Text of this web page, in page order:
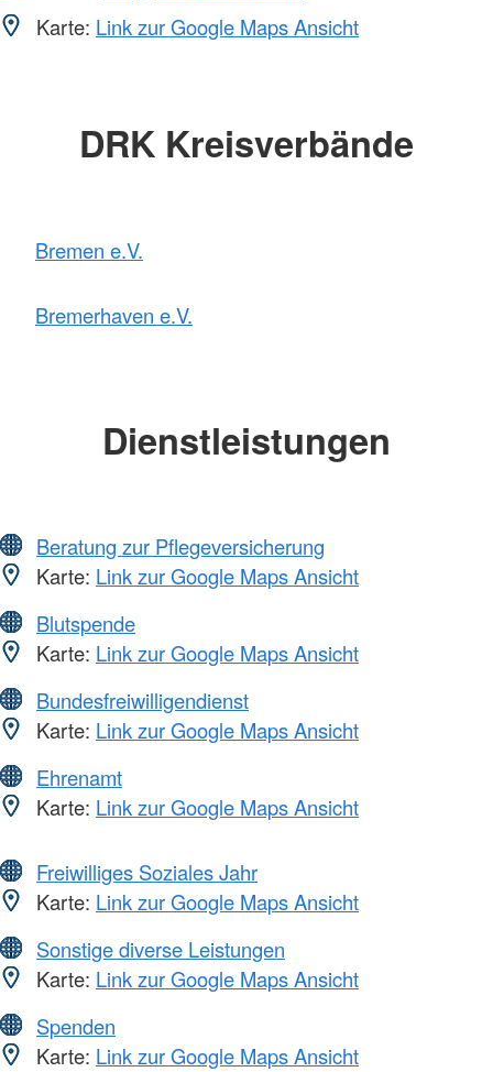
Karte: Link zur Google Maps Ansicht
DRK Kreisverbände
Bremen e.V.
Bremerhaven e.V.
Dienstleistungen
Beratung zur Pflegeversicherung
Karte: Link zur Google Maps Ansicht
Blutspende
Karte: Link zur Google Maps Ansicht
Bundesfreiwilligendienst
Karte: Link zur Google Maps Ansicht
Ehrenamt
Karte: Link zur Google Maps Ansicht
Freiwilliges Soziales Jahr
Karte: Link zur Google Maps Ansicht
Sonstige diverse Leistungen
Karte: Link zur Google Maps Ansicht
Spenden
Karte: Link zur Google Maps Ansicht